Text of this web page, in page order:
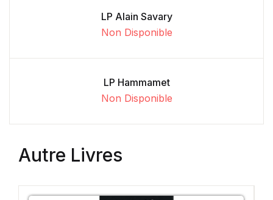
LP Alain Savary
Non Disponible
LP Hammamet
Non Disponible
Autre Livres